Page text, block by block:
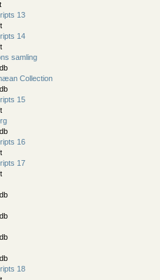
13
14
samling
Collection
15
16
17
18